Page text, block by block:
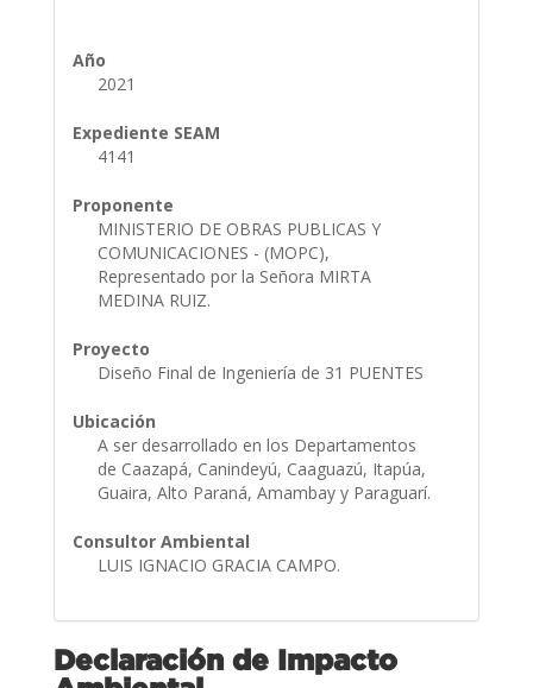
Año
2021
Expediente SEAM
4141
Proponente
MINISTERIO DE OBRAS PUBLICAS Y
COMUNICACIONES - (MOPC),
Representado por la Señora MIRTA
MEDINA RUIZ.
Proyecto
Diseño Final de Ingeniería de 31 PUENTES
Ubicación
A ser desarrollado en los Departamentos
de Caazapá, Canindeyú, Caaguazú, Itapúa,
Guaira, Alto Paraná, Amambay y Paraguarí.
Consultor Ambiental
LUIS IGNACIO GRACIA CAMPO.
Declaración de Impacto